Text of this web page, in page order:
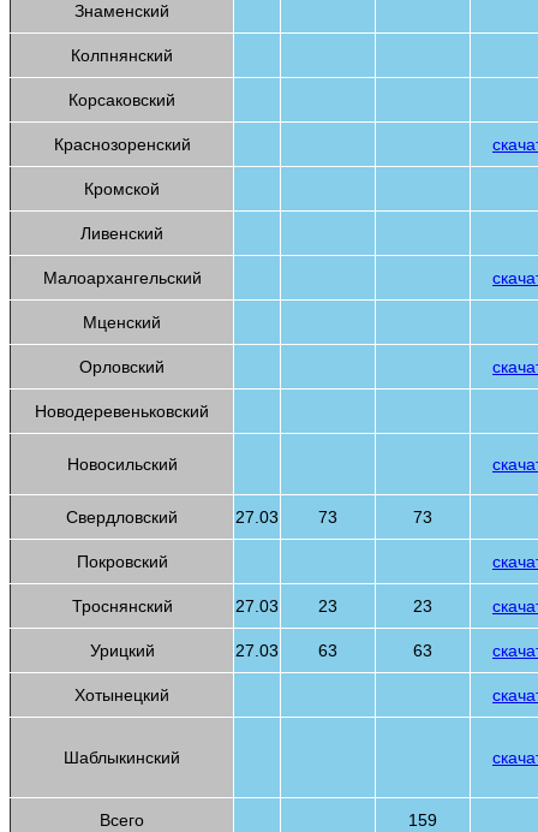
Знаменский
Колпнянский
Корсаковский
Краснозоренский
Кромской
Ливенский
Малоархангельский
Мценский
Орловский
Новодеревеньковский
Новосильский
Свердловский 27.03 73 73
Покровский
Троснянский 27.03 23 23
Урицкий 27.03 63 63
Хотынецкий
Шаблыкинский
Всего 159